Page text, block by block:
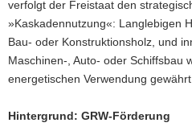
verfolgt der Freistaat den
»Kaskadennutzung«: Langlebigen
Bau- oder Konstruktionsholz, und
Maschinen-, Auto- oder Schiffsbau
energetischen Verwendung gewährt.
Hintergrund: GRW-Förderung